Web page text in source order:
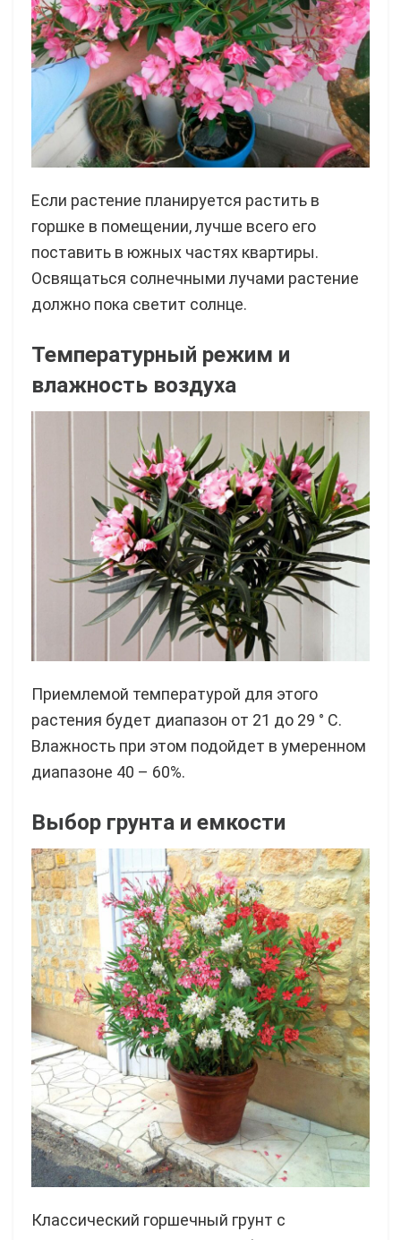
Если растение планируется растить в
горшке в помещении, лучше всего его
поставить в южных частях квартиры.
Освящаться солнечными лучами растение
должно пока светит солнце.
Температурный режим и
влажность воздуха
Приемлемой температурой для этого
растения будет диапазон от 21 до 29 ° С.
Влажность при этом подойдет в умеренном
диапазоне 40 – 60%.
Выбор грунта и емкости
Классический горшечный грунт с